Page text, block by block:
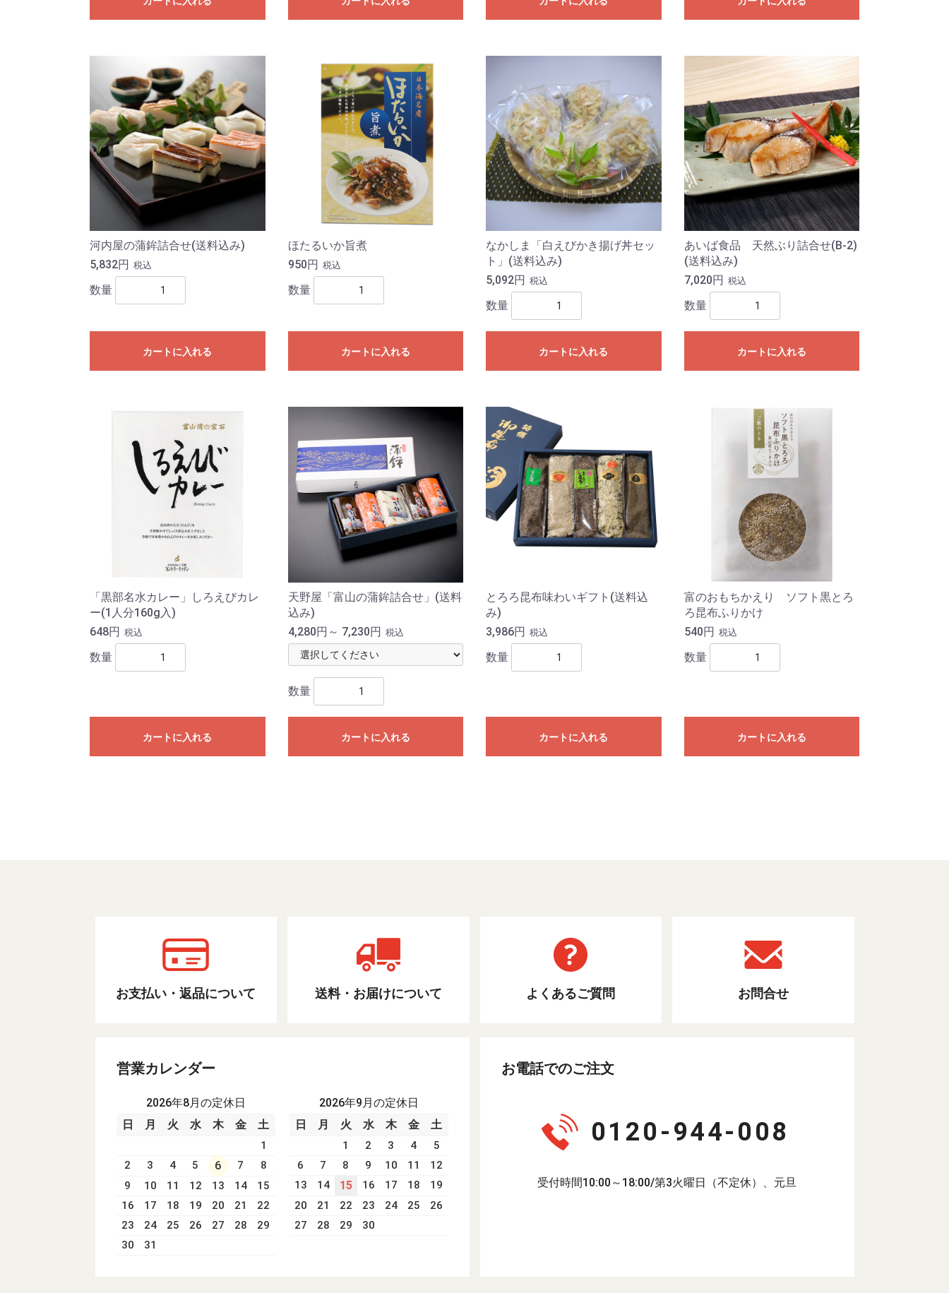
河内屋の蒲鉾詰合せ(送料込み)
5,832円
税込
数量
カートに入れる
ほたるいか旨煮
950円 税込
数量
カートに入れる
なかしま「白えびかき揚げ丼セッ
ト」(送料込み)
5,092円
税込
数量
カートに入れる
あいば食品 天然ぶり詰合せ(B-2)
(送料込み)
7,020円 税込
数量
カートに入れる
「黒部名水カレー」しろえびカレ
ー(1人分160g入)
648円 税込
数量
カートに入れる
天野屋「富山の蒲鉾詰合せ」(送料
込み)
4,280円～ 7,230円 税込
数量
カートに入れる
とろろ昆布味わいギフト(送料込
み)
3,986円 税込
数量
カートに入れる
富のおもちかえり ソフト黒とろ
ろ昆布ふりかけ
540円 税込
数量
カートに入れる
お支払い・返品について 送料・お届けについて よくあるご質問 お問合せ
営業カレンダー
2026年8月の定休日
日
月 火 水 木 金 土
1
2
3 4 5 6 7
8
9
10 11 12 13 14
15
16
17 18 19 20 21
22
23
24 25 26 27 28
29
30
31
2026年9月の定休日
日
月 火 水 木 金 土
1 2 3 4
5
6
7 8 9 10 11
12
13
14 15 16 17 18
19
20
21 22 23 24 25
26
27
28 29 30
お電話でのご注文
0120-944-008
受付時間10:00～18:00/第3火曜日（不定休）、元旦